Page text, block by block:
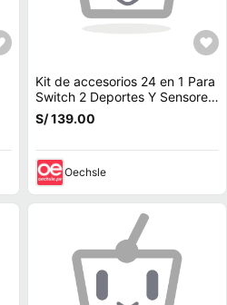
Kit de accesorios 24 en 1 Para
Switch 2 Deportes Y Sensores
Q Nintendo Switch 2
S/ 139.00
Oechsle